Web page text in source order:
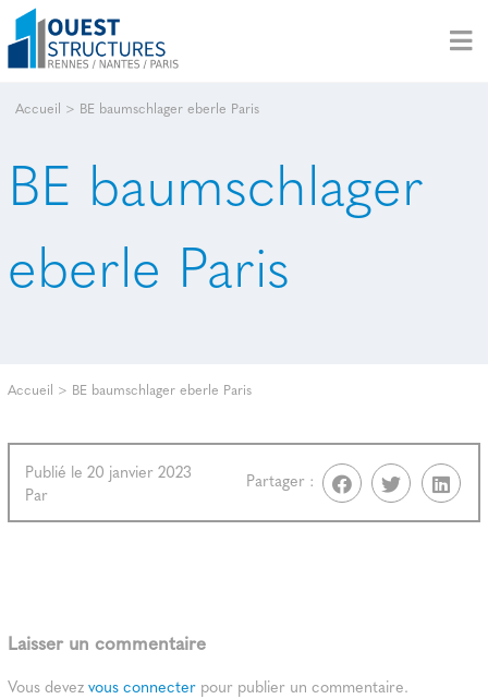
Accueil > BE baumschlager eberle Paris
BE baumschlager
eberle Paris
Accueil > BE baumschlager eberle Paris
Publié le 20 janvier 2023
Par
Partager :
Laisser un commentaire
Vous devezvous connecter pour publier un commentaire.